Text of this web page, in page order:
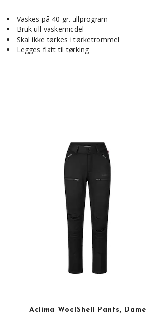
Vaskes på 40 gr. ullprogram
Bruk ull vaskemiddel
Skal ikke tørkes i tørketrommel
Legges flatt til tørking
Aclima WoolShell Pants, Dame